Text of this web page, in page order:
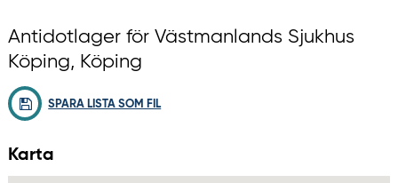
Antidotlager för Västmanlands Sjukhus
Köping, Köping
SPARA LISTA SOM FIL
Karta